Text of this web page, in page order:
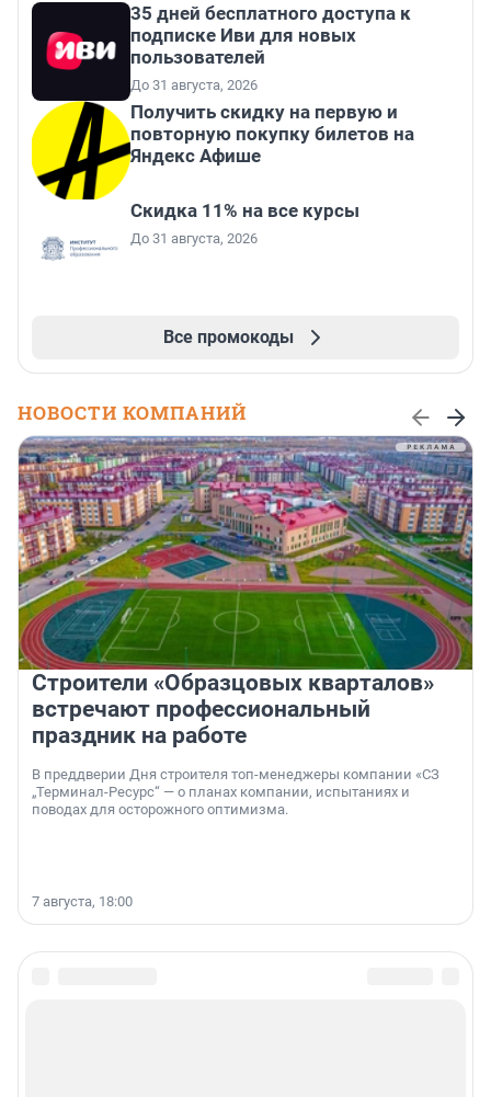
35 дней бесплатного доступа к
подписке Иви для новых
пользователей
До 31 августа, 2026
Получить скидку на первую и
повторную покупку билетов на
Яндекс Афише
Скидка 11% на все курсы
До 31 августа, 2026
Все промокоды
НОВОСТИ КОМПАНИЙ
Строители «Образцовых кварталов»
встречают профессиональный
праздник на работе
В преддверии Дня строителя топ-менеджеры компании «СЗ
„Терминал-Ресурс“ — о планах компании, испытаниях и
поводах для осторожного оптимизма.
7 августа, 18:00